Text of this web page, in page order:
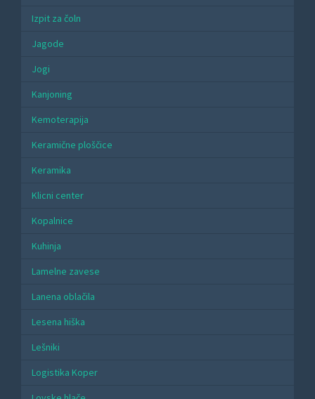
Izpit za čoln
Jagode
Jogi
Kanjoning
Kemoterapija
Keramične ploščice
Keramika
Klicni center
Kopalnice
Kuhinja
Lamelne zavese
Lanena oblačila
Lesena hiška
Lešniki
Logistika Koper